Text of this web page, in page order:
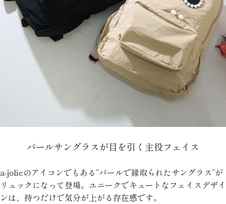
パールサングラスが目を引く主役フェイス
a-jolieのアイコンでもある“パールで縁取られたサングラス”が
リュックになって登場。ユニークでキュートなフェイスデザイ
ンは、持つだけで気分が上がる存在感です。